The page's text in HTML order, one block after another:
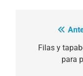
entradas
Filas y
para